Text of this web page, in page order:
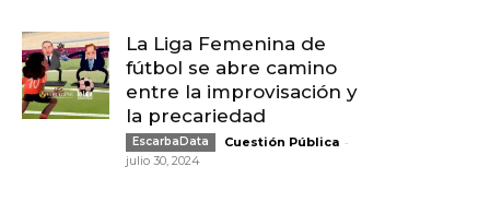
La Liga Femenina de
fútbol se abre camino
entre la improvisación y
la precariedad
EscarbaData Cuestión Pública -
julio 30, 2024